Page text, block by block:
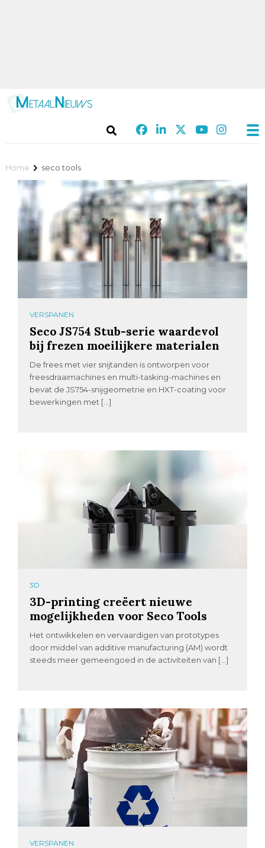
Home seco tools
VERSPANEN
Seco JS754 Stub-serie waardevol
bij frezen moeilijkere materialen
De frees met vier snijtanden is ontworpen voor
freesdraaimachines en multi-tasking-machines en
bevat de JS754-snijgeometrie en HXT-coating voor
bewerkingen met […]
3D
3D-printing creëert nieuwe
mogelijkheden voor Seco Tools
Het ontwikkelen en vervaardigen van prototypes
door middel van additive manufacturing (AM) wordt
steeds meer gemeengoed in de activiteiten van […]
VERSPANEN